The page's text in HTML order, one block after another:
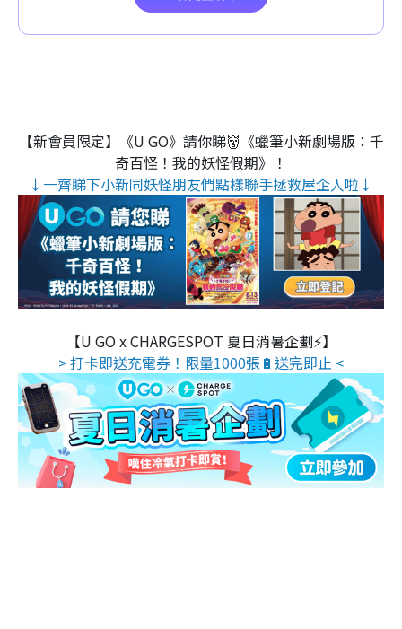
【新會員限定】《U GO》請你睇👹《蠟筆小新劇場版：千
奇百怪！我的妖怪假期》！
↓一齊睇下小新同妖怪朋友們點樣聯手拯救屋企人啦↓
【U GO x CHARGESPOT 夏日消暑企劃⚡】
> 打卡即送充電券！限量1000張🔋送完即止 <